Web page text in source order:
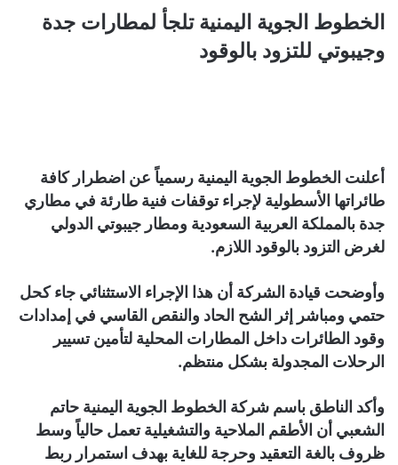
الخطوط الجوية اليمنية تلجأ لمطارات جدة
وجيبوتي للتزود بالوقود
أعلنت الخطوط الجوية اليمنية رسمياً عن اضطرار كافة
طائراتها الأسطولية لإجراء توقفات فنية طارئة في مطاري
جدة بالمملكة العربية السعودية ومطار جيبوتي الدولي
لغرض التزود بالوقود اللازم.
وأوضحت قيادة الشركة أن هذا الإجراء الاستثنائي جاء كحل
حتمي ومباشر إثر الشح الحاد والنقص القاسي في إمدادات
وقود الطائرات داخل المطارات المحلية لتأمين تسيير
الرحلات المجدولة بشكل منتظم.
وأكد الناطق باسم شركة الخطوط الجوية اليمنية حاتم
الشعبي أن الأطقم الملاحية والتشغيلية تعمل حالياً وسط
ظروف بالغة التعقيد وحرجة للغاية بهدف استمرار ربط